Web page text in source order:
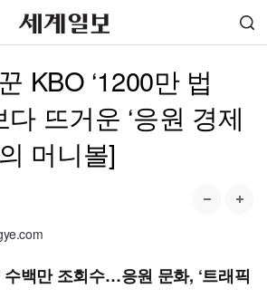
KBO ‘1200만 법
뜨거운 ‘응원 경제
머니볼]
수백만 조회수…응원 문화, ‘트래픽